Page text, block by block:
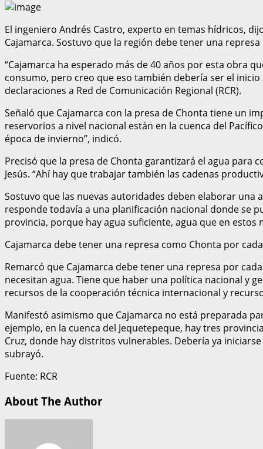
El ingeniero Andrés Castro, experto en temas hídricos,
Cajamarca. Sostuvo que la región debe tener una
“Cajamarca ha esperado más de 40 años por esta obra
consumo, pero creo que eso también debería ser el
declaraciones a Red de Comunicación Regional (RCR).
Señaló que Cajamarca con la presa de Chonta tiene un
reservorios a nivel nacional están en la cuenca del
época de invierno”, indicó.
Precisó que la presa de Chonta garantizará el agua para
Jesús. “Ahí hay que trabajar también las cadenas
Sostuvo que las nuevas autoridades deben elaborar una
responde todavía a una planificación nacional donde se
provincia, porque hay agua suficiente, agua que en
Cajamarca debe tener una represa como Chonta por
Remarcó que Cajamarca debe tener una represa por
necesitan agua. Tiene que haber una política nacional y
recursos de la cooperación técnica internacional y
Manifestó asimismo que Cajamarca no está preparada
ejemplo, en la cuenca del Jequetepeque, hay tres
Cruz, donde hay distritos vulnerables. Debería ya
subrayó.
Fuente: RCR
About The Author